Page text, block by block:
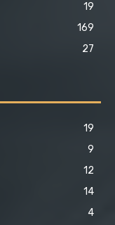
19
169
27
19
9
12
14
4